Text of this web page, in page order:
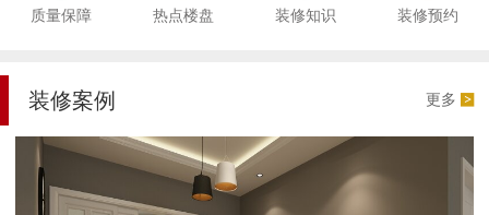
质量保障 热点楼盘 装修知识 装修预约
装修案例 更多